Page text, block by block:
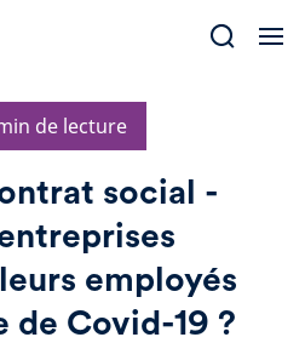
de lecture
social -
employés
de Covid-19 ?